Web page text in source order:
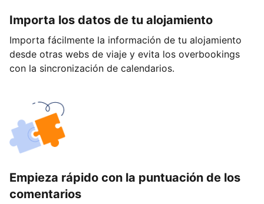
Importa los datos de tu alojamiento
Importa fácilmente la información de tu alojamiento
desde otras webs de viaje y evita los overbookings
con la sincronización de calendarios.
Empieza rápido con la puntuación de los
comentarios